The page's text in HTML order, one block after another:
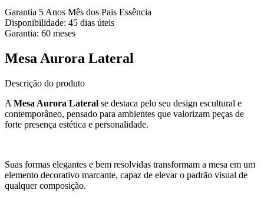
Garantia 5 Anos Mês dos Pais Essência
Disponibilidade: 45 dias úteis
Garantia: 60 meses
Mesa Aurora Lateral
Descrição do produto
A Mesa Aurora Lateral se destaca pelo seu design escultural e
contemporâneo, pensado para ambientes que valorizam peças de
forte presença estética e personalidade.
Suas formas elegantes e bem resolvidas transformam a mesa em um
elemento decorativo marcante, capaz de elevar o padrão visual de
qualquer composição.